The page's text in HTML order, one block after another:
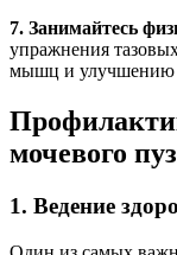
7. Занимайтесь
упражнения
мышц и улучшению
мочевого
1. Ведение